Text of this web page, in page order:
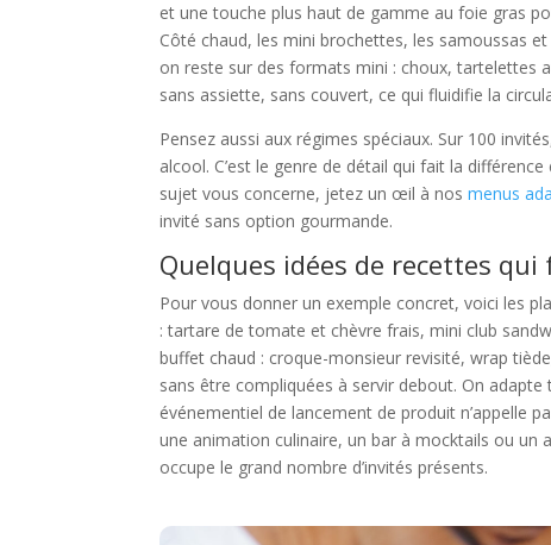
et une touche plus haut de gamme au foie gras
Côté chaud, les mini brochettes, les samoussas
on reste sur des formats mini : choux, tartelettes
sans assiette, sans couvert, ce qui fluidifie la
Pensez aussi aux régimes spéciaux. Sur 100
alcool. C’est le genre de détail qui fait la
sujet vous concerne, jetez un œil à nosmenus
invité sans option gourmande.
Quelques idées de recettes
Pour vous donner un exemple concret, voici les
: tartare de tomate et chèvre frais, mini club
buffet chaud : croque-monsieur revisité, wrap
sans être compliquées à servir debout. On adapte
événementiel de lancement de produit n’appelle
une animation culinaire, un bar à mocktails ou un
occupe le grand nombre d’invités présents.